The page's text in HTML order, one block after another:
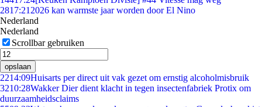
2817:21 2026 kan warmste jaar worden door El Nino
Nederland
Nederland
Scrollbar gebruiken
opslaan
2214:09Huisarts per direct uit vak gezet om ernstig alcoholmisbruik
3210:28Wakker Dier dient klacht in tegen insectenfabriek Protix om
duurzaamheidsclaims